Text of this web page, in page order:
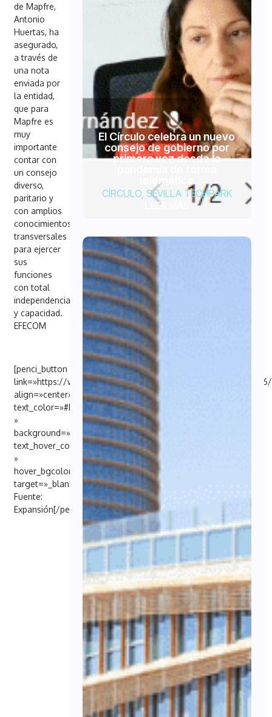
de Mapfre,
Antonio
Huertas, ha
asegurado,
a través de
una nota
enviada por
la entidad,
que para
Mapfre es
muy
importante
contar con
un consejo
diverso,
paritario y
con amplios
conocimientos
transversales
para ejercer
sus
funciones
con total
independencia
y capacidad.
EFECOM
[penci_button
link=»https://www.expansion.com/empresas/seguros/2025/
align=»center»
text_color=»#FFFFFF
»
background=»#6EB48C»
text_hover_color=»#FFFFFF
»
hover_bgcolor=»#000098″
target=»_blank»]
Fuente:
Expansión[/penci_button]
El Círculo celebra un nuevo
consejo de gobierno por
primera vez desde la
telemática.
CÍRCULO, SEVILLA TECHPARK
LEER MÁS